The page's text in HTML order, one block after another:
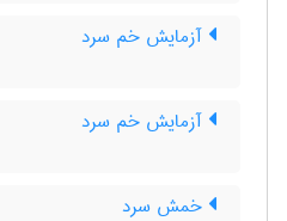
آزمایش خم سرد
آزمایش خم سرد
خمش سرد